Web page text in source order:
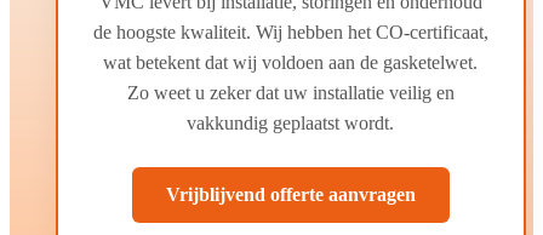
de hoogste kwaliteit. Wij hebben het CO-certificaat,
wat betekent dat wij voldoen aan de gasketelwet.
Zo weet u zeker dat uw installatie veilig en
vakkundig geplaatst wordt.
Vrijblijvend offerte aanvragen